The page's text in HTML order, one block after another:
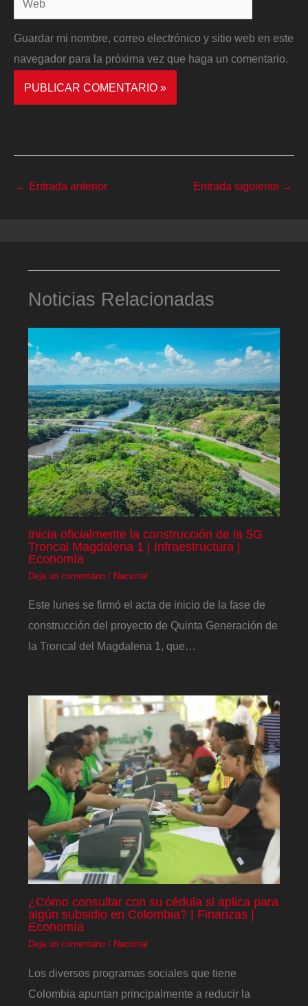
Guardar mi nombre, correo electrónico y sitio web en este
navegador para la próxima vez que haga un comentario.
← Entrada anterior Entrada siguiente →
Noticias Relacionadas
Inicia oficialmente la construcción de la 5G
Troncal Magdalena 1 | Infraestructura |
Economía
Deja un comentario / Nacional
Este lunes se firmó el acta de inicio de la fase de
construcción del proyecto de Quinta Generación de
la Troncal del Magdalena 1, que…
¿Cómo consultar con su cédula si aplica para
algún subsidio en Colombia? | Finanzas |
Economía
Deja un comentario / Nacional
Los diversos programas sociales que tiene
Colombia apuntan principalmente a reducir la